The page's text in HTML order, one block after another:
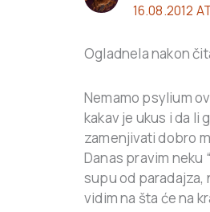
16.08.2012
Ogladnela nakon
Nemamo psylium
kakav je ukus i da li
zamenjivati dobro
Danas pravim neku
supu od paradajza,
vidim na šta će na